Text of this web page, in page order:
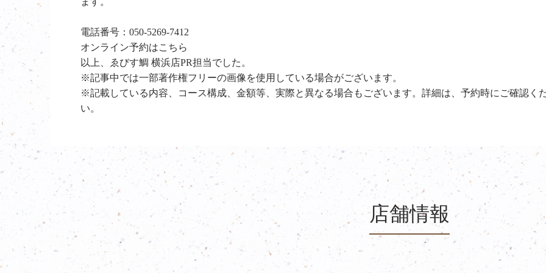
電話番号： 050-5269-7412
オンライン予約はこちら
以上、ゑびす鯛 横浜店PR担当でした。
※記事中では一部著作権フリーの画像を使用している場合がございます。
※記載している内容、コース構成、金額等、実際と異なる場合もございます。詳細は、予約時にご確認く
い。
店舗情報